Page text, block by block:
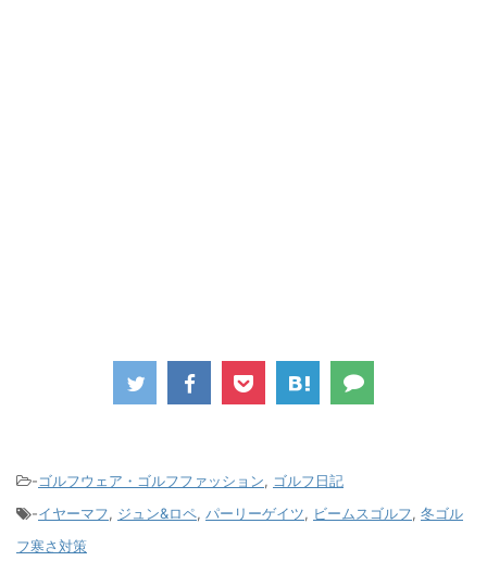
-ゴルフウェア・ゴルフファッション, ゴルフ日記
-イヤーマフ, ジュン&ロペ, パーリーゲイツ, ビームスゴルフ, 冬ゴル
フ寒さ対策